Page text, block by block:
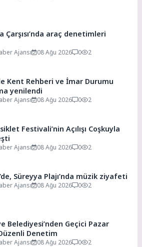
Çarşısı’nda araç denetimleri
Ajansı 08 Ağu 2026 0 2
Kent Rehberi ve İmar Durumu
yenilendi
Ajansı 08 Ağu 2026 0 2
Festivali’nin Açılışı Coşkuyla
Ajansı 08 Ağu 2026 0 2
Süreyya Plajı’nda müzik ziyafeti
Ajansı 08 Ağu 2026 0 2
Belediyesi’nden Geçici Pazar
Denetim
Ajansı 08 Ağu 2026 0 2